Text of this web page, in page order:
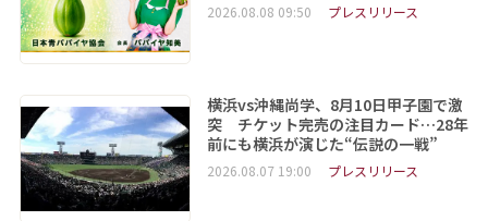
2026.08.08 09:50 プレスリリース
横浜vs沖縄尚学、8月10日甲子園で激
突 チケット完売の注目カード…28年
前にも横浜が演じた“伝説の一戦”
2026.08.07 19:00 プレスリリース